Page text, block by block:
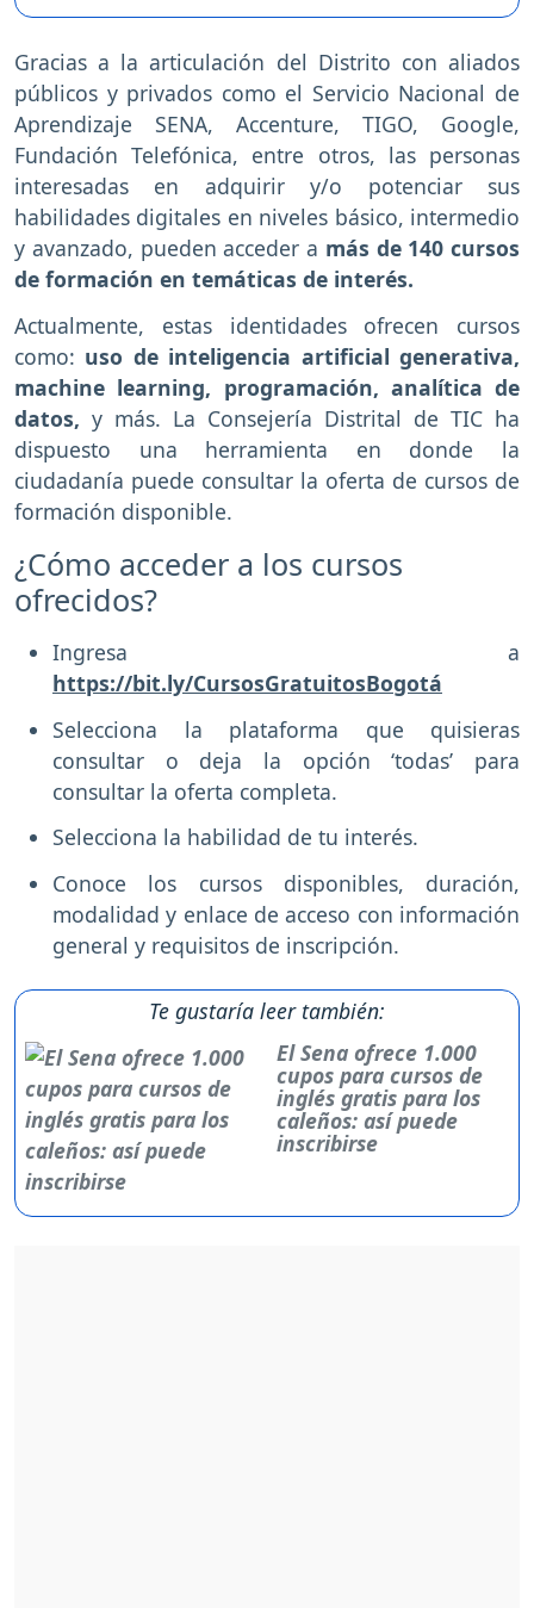
Gracias a la articulación del Distrito con aliados
públicos y privados como el Servicio Nacional de
Aprendizaje SENA, Accenture, TIGO, Google,
Fundación Telefónica, entre otros, las personas
interesadas en adquirir y/o potenciar sus
habilidades digitales en niveles básico, intermedio
y avanzado, pueden acceder a más de 140 cursos
de formación en temáticas de interés.
Actualmente, estas identidades ofrecen cursos
como: uso de inteligencia artificial generativa,
machine learning, programación, analítica de
datos, y más. La Consejería Distrital de TIC ha
dispuesto una herramienta en donde la
ciudadanía puede consultar la oferta de cursos de
formación disponible.
¿Cómo acceder a los cursos
ofrecidos?
Ingresa a
https://bit.ly/CursosGratuitosBogotá
Selecciona la plataforma que quisieras
consultar o deja la opción ‘todas’ para
consultar la oferta completa.
Selecciona la habilidad de tu interés.
Conoce los cursos disponibles, duración,
modalidad y enlace de acceso con información
general y requisitos de inscripción.
Te gustaría leer también:
El Sena ofrece 1.000
cupos para cursos de
inglés gratis para los
caleños: así puede
inscribirse